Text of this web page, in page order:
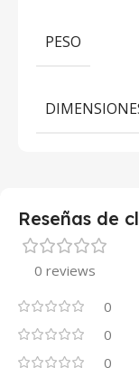
PESO
Reseñas de
0 reviews
0
0
0